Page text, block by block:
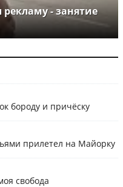
- занятие
бороду и причёску
прилетел на Майорку
свобода